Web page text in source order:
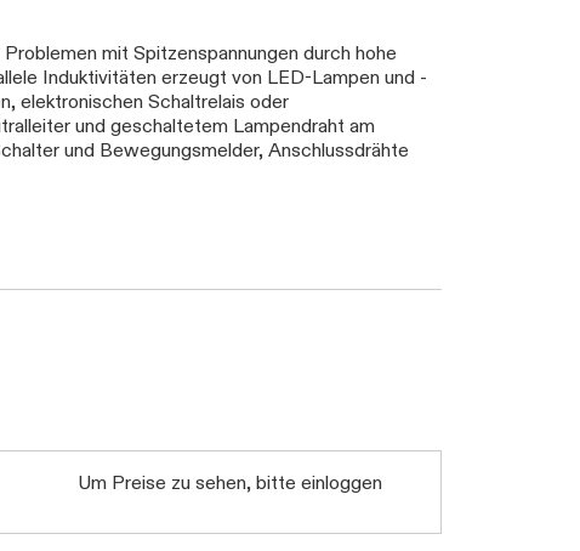
mit Spitzenspannungen durch hohe
Induktivitäten erzeugt von LED-Lampen und -
elektronischen Schaltrelais oder
und geschaltetem Lampendraht am
und Bewegungsmelder, Anschlussdrähte
Um Preise zu sehen, bitte einloggen